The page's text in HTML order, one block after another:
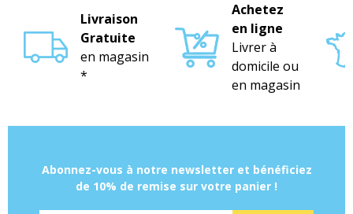
Livraison
Gratuite
en magasin
*
Achetez
en ligne
Livrer à
domicile ou
en magasin
Abonnez-vous à notre newsletter et bénéficiez
de 10% de remise sur votre panier !